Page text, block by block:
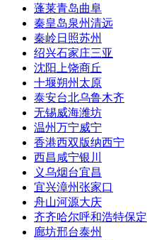
蓬莱青岛曲阜
秦皇岛泉州清远
秦岭日照苏州
绍兴石家庄三亚
沈阳 上饶商丘
十堰朔州 太原
泰安台北乌鲁木齐
无锡威海潍坊
温州万宁威宁
香港西双版纳西宁
西昌 咸宁银川
义乌烟台宜昌
宜兴漳州张家口
舟山河源大庆
齐齐哈尔呼和浩特保定
廊坊邢台泰州